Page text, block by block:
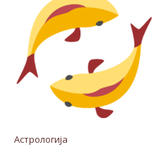
Астрологија